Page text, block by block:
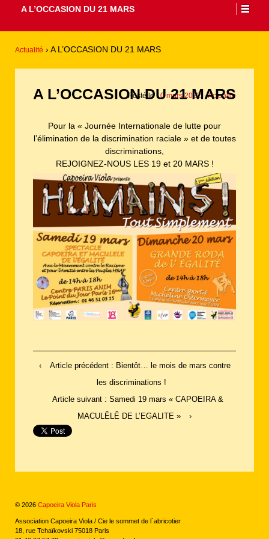
A L’OCCASION DU 21 MARS
Actualité › A L’OCCASION DU 21 MARS
A L’OCCASION DU 21 MARS
Posté le10 mars 2022 -Actualité
Pour la « Journée Internationale de lutte pour
l’élimination de la discrimination raciale » et de toutes
discriminations,
REJOIGNEZ-NOUS LES 19 et 20 MARS !
‹
Article précédent : Bientôt… le mois de mars contre
les discriminations !
Article suivant : Samedi 19 mars « CAPOEIRA &
MACULÊLÊ DE L’EGALITE »
›
© 2026 Capoeira Viola Paris
Association Capoeira Viola / Cie le sommet de l´abricotier
18, rue Tchaïkovski 75018 Paris